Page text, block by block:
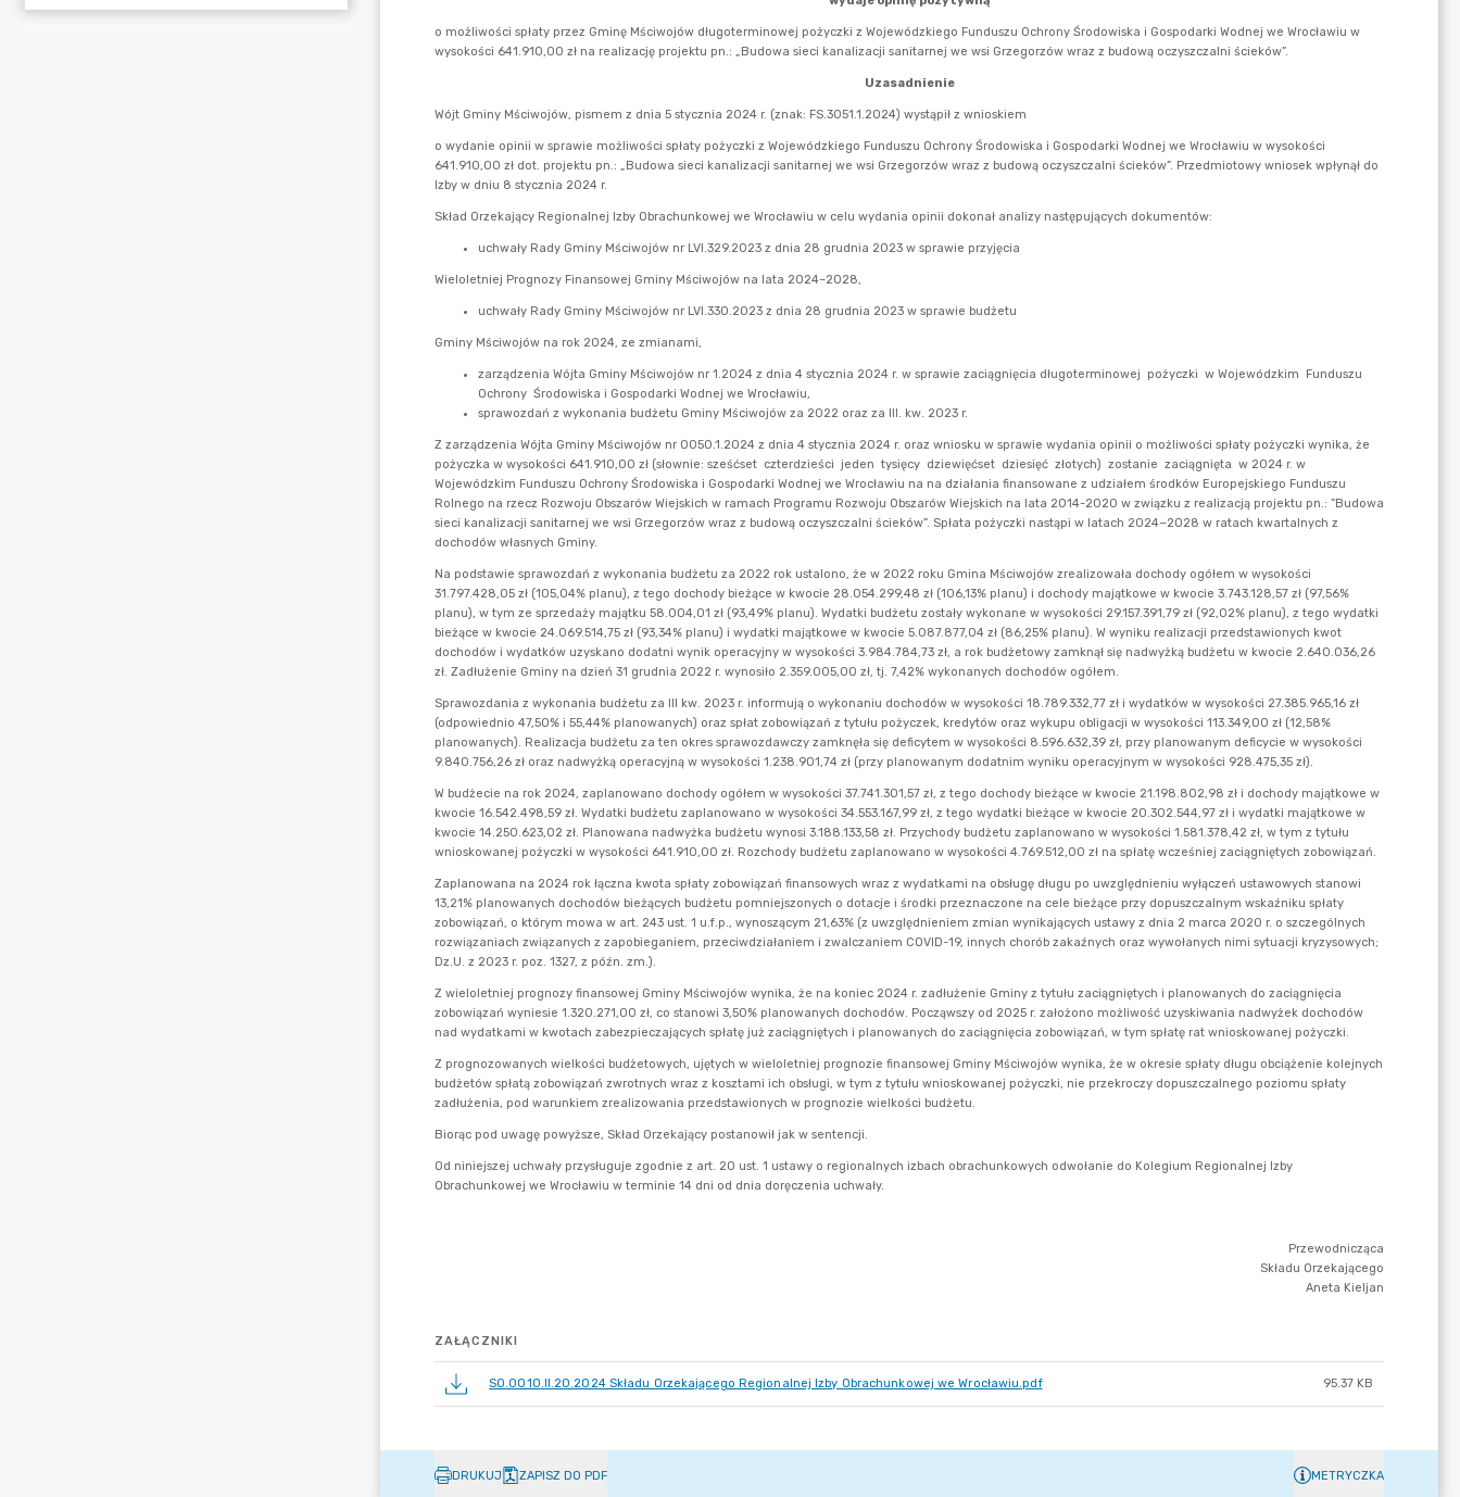
ZAŁĄCZNIKI
SO.0010.II.20.2024 Składu Orzekającego Regionalnej Izby Obrachunkowej we Wrocławiu.pdf 95.37 KB
DRUKUJ ZAPISZ DO PDF METRYCZKA